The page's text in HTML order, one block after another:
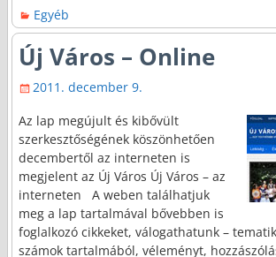
Egyéb
Új Város – Online
2011. december 9.
Az lap megújult és kibővült
szerkesztőségének köszönhetően
decembertől az interneten is
megjelent az Új Város Új Város – az
interneten A weben találhatjuk
meg a lap tartalmával bővebben is
foglalkozó cikkeket, válogathatunk –
számok tartalmából, véleményt,